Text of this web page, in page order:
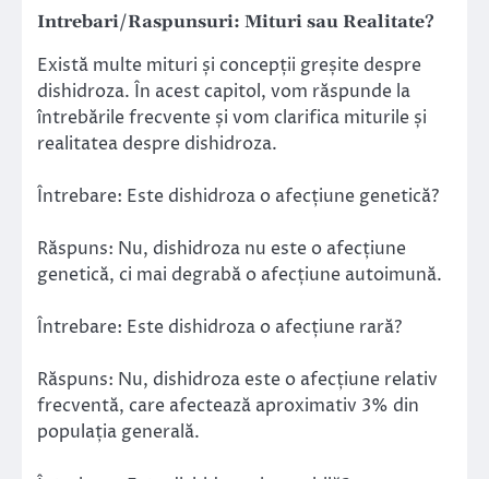
Intrebari/Raspunsuri: Mituri sau Realitate?
Există multe mituri și concepții greșite despre
dishidroza. În acest capitol, vom răspunde la
întrebările frecvente și vom clarifica miturile și
realitatea despre dishidroza.
Întrebare: Este dishidroza o afecțiune genetică?
Răspuns: Nu, dishidroza nu este o afecțiune
genetică, ci mai degrabă o afecțiune autoimună.
Întrebare: Este dishidroza o afecțiune rară?
Răspuns: Nu, dishidroza este o afecțiune relativ
frecventă, care afectează aproximativ 3% din
populația generală.